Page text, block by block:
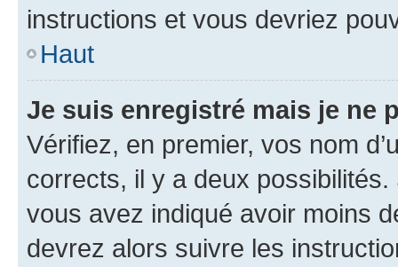
instructions et vous devriez
Haut
Je suis enregistré mais je ne
Vérifiez, en premier, vos nom
corrects, il y a deux
vous avez indiqué avoir moins
devrez alors suivre les